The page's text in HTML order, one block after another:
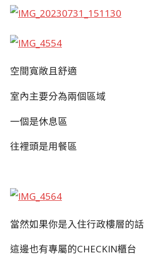
空間寬敞且舒適
室內主要分為兩個區域
一個是休息區
往裡頭是用餐區
當然如果你是入住行政樓層的話
這邊也有專屬的CHECKIN櫃台